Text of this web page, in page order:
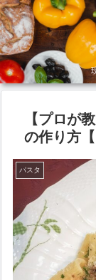
【プロが
の作り方
パスタ